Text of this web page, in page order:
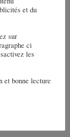
à Monaco est
et du
sur
ci
les
et bonne lecture